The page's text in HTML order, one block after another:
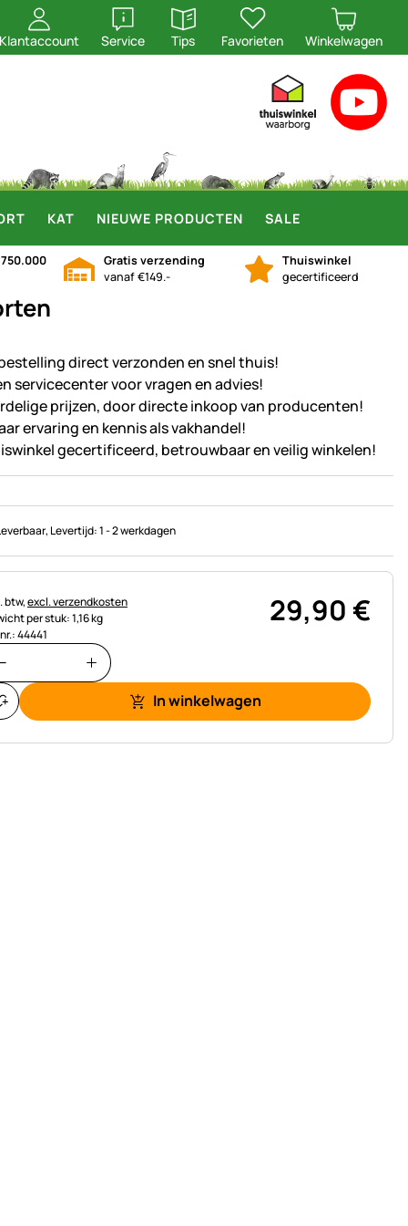
Klantaccount Service
openen
Tips
openen
Favorieten Winkelwagen
KAT NIEUWE PRODUCTEN SALE
750.000
Gratis verzending
vanaf €149.-
Thuiswinkel
gecertificeerd
direct verzonden en snel thuis!
servicecenter voor vragen en advies!
prijzen, door directe inkoop van producenten!
ervaring en kennis als vakhandel!
gecertificeerd, betrouwbaar en veilig winkelen!
, Levertijd:1 - 2 werkdagen
btw,excl. verzendkosten
per stuk: 1,16 kg
44441
29,90€
In winkelwagen